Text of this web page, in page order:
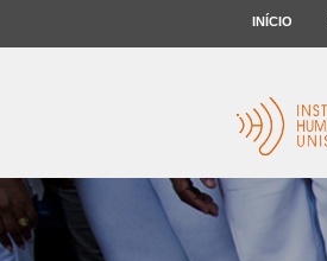
INÍCIO